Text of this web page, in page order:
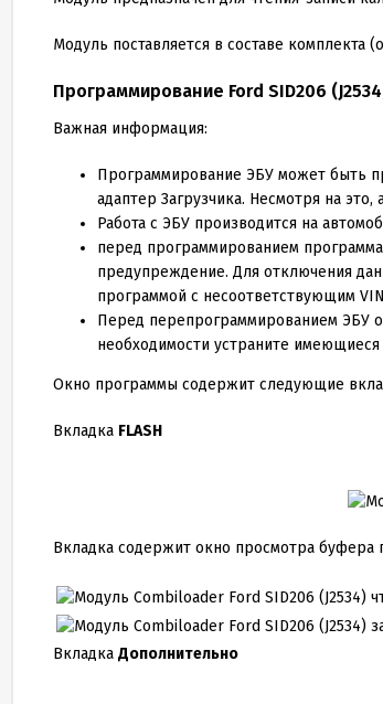
Модуль поставляется в составе комплекта
Программирование Ford SID206 (J2534
Важная информация:
Программирование ЭБУ может быть
адаптер Загрузчика. Несмотря на
Работа с ЭБУ производится на
перед программированием
предупреждение. Для отключения
программой с несоответствующим
Перед перепрограммированием ЭБУ
необходимости устраните имеющиеся
Окно программы содержит следующие
Вкладка FLASH
Вкладка содержит окно просмотра
Вкладка Дополнительно